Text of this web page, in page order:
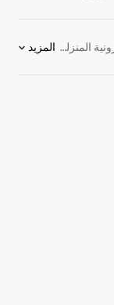
استعد لخوض تجربة استثنائية مع منتجات LG الإلكترونية المنزلية الرائدة التي تفوق توقعاتك فيما يتعلق بأنظمة الترفيه المنزلي. سواء كنت ترغب في مشاهدة أفلامك المفضلة على أفضل التلفزيونات الذكية، أو الاستمتاع بالألعاب والفيديو، فإن LG ستوفر لك كل ما تحتاج إليه لخلق تجربة ترفيهية رائعة. اكتشف الآن مجموعة واسعة من تلفزيونات LG التي تتضمن تلفزيونات ذكية وتلفزيونات OLED، بالإضافة إلى أجهزة العرض المنزلية التي تتناسب مع جميع احتياجاتك. ستجد لدينا كل ما تحلم به لتعزيز تجربة المشاهدة والاستمتاع بأعلى جودة صوت وصورة. استكشف الآن واستمتع بأفضل ما تقدمه LG في عالم الترفيه المنزلي. المزيد